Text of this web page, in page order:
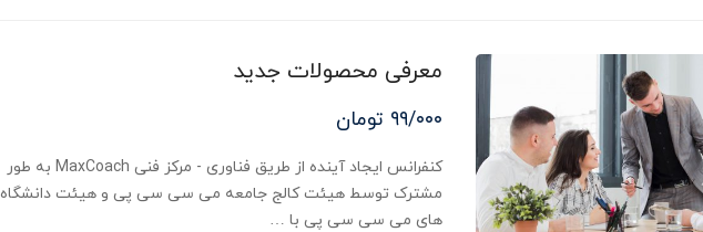
معرفی محصولات جدید
۹۹/۰۰۰ تومان
کنفرانس ایجاد آینده از طریق فناوری - مرکز فنی MaxCoach به طور
مشترک توسط هیئت کالج جامعه می سی سی پی و هیئت دانشگاه
های می سی سی پی با …